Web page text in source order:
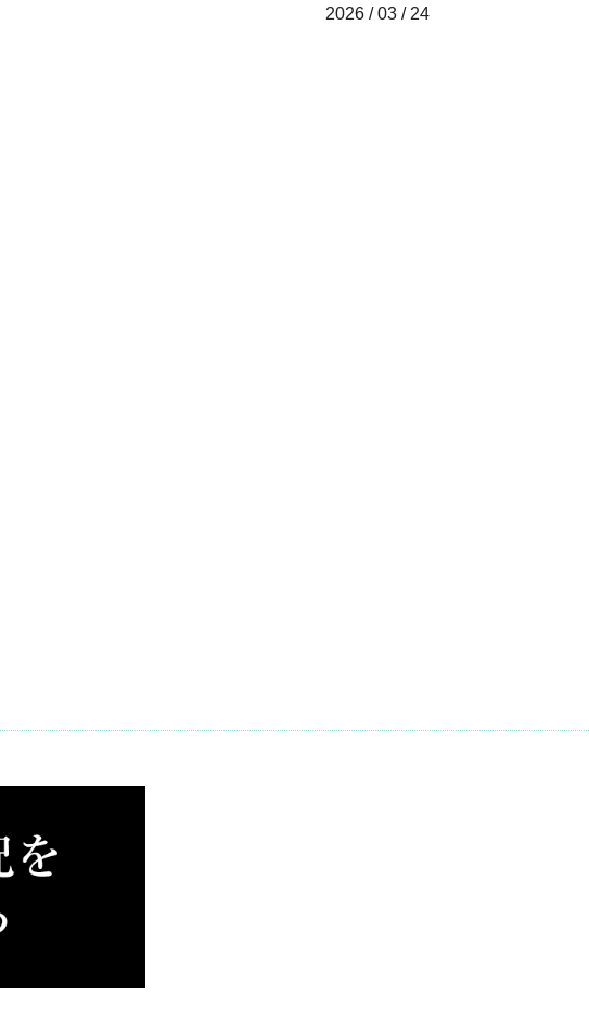
2026 / 03 / 24